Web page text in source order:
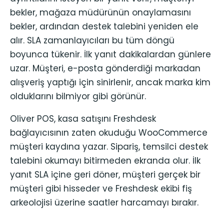
bekler, mağaza müdürünün onaylamasını
bekler, ardından destek talebini yeniden ele
alır. SLA zamanlayıcıları bu tüm döngü
boyunca tükenir. İlk yanıt dakikalardan günlere
uzar. Müşteri, e-posta gönderdiği markadan
alışveriş yaptığı için sinirlenir, ancak marka kim
olduklarını bilmiyor gibi görünür.
Oliver POS, kasa satışını Freshdesk
bağlayıcısının zaten okuduğu WooCommerce
müşteri kaydına yazar. Sipariş, temsilci destek
talebini okumayı bitirmeden ekranda olur. İlk
yanıt SLA içine geri döner, müşteri gerçek bir
müşteri gibi hisseder ve Freshdesk ekibi fiş
arkeolojisi üzerine saatler harcamayı bırakır.